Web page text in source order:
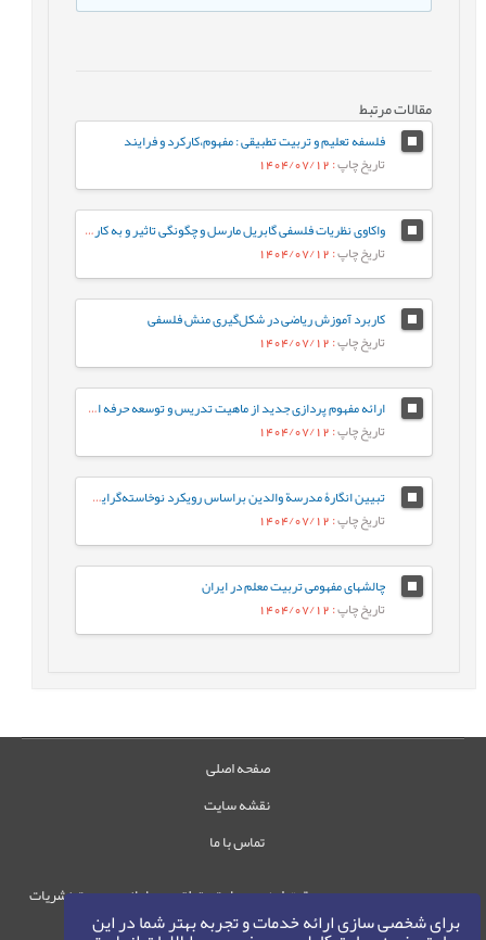
برای شخصی سازی ارائه خدمات و تجربه بهتر شما در این
مقالات مرتبط
فلسفه تعلیم و تربیت تطبیقی : مفهوم،کارکرد و فرایند
تاریخ چاپ: 1404/07/12
واکاوی نظریات فلسفی گابریل مارسل و چگونگی تاثیر و به کارگیری آن در ایجاد مهارت جراتمندی توسط معلم
تاریخ چاپ: 1404/07/12
کاربرد آموزش ریاضی در شکل‌گیری منش فلسفی
تاریخ چاپ: 1404/07/12
ارائه مفهوم پردازی جدید از ماهیت تدریس و توسعه حرفه ای معلمان مبتنی بر اندیشه ژیل دلوز در باب ماهیت تجربه یادگیری
تاریخ چاپ: 1404/07/12
تبیین انگارۀ مدرسة والدین براساس رویکرد نوخاسته‌گرایی، و تقش آن در اعتلای تربیت دوران کودکی
تاریخ چاپ: 1404/07/12
چالشهای مفهومی تربیت معلم در ایران
تاریخ چاپ: 1404/07/12
صفحه اصلی
نقشه سایت
تماس با ما
حقوق این وب‌سایت متعلق به سامانه مدیریت نشریات
رایمگ است.